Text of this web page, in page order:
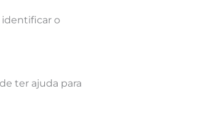
identificar o
ter ajuda para